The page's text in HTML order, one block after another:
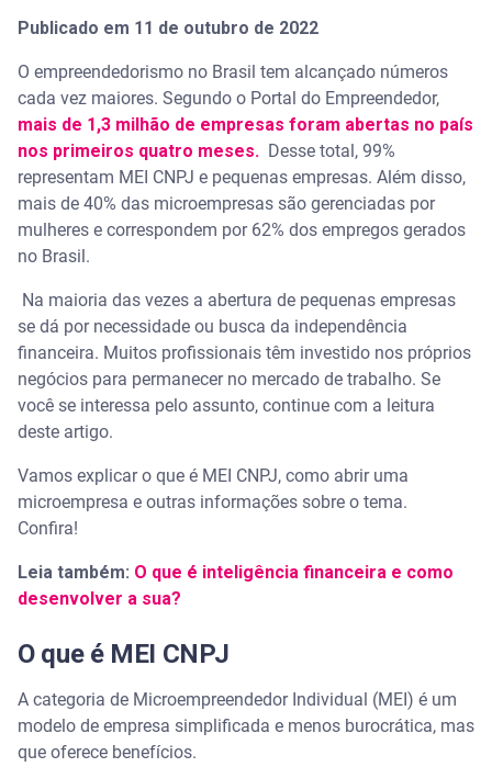
Publicado em 11 de outubro de 2022
O empreendedorismo no Brasil tem alcançado números
cada vez maiores. Segundo o Portal do Empreendedor,
mais de 1,3 milhão de empresas foram abertas no país
nos primeiros quatro meses. Desse total, 99%
representam MEI CNPJ e pequenas empresas. Além disso,
mais de 40% das microempresas são gerenciadas por
mulheres e correspondem por 62% dos empregos gerados
no Brasil.
Na maioria das vezes a abertura de pequenas empresas
se dá por necessidade ou busca da independência
financeira. Muitos profissionais têm investido nos próprios
negócios para permanecer no mercado de trabalho. Se
você se interessa pelo assunto, continue com a leitura
deste artigo.
Vamos explicar o que é MEI CNPJ, como abrir uma
microempresa e outras informações sobre o tema.
Confira!
Leia também: O que é inteligência financeira e como
desenvolver a sua?
O que é MEI CNPJ
A categoria de Microempreendedor Individual (MEI) é um
modelo de empresa simplificada e menos burocrática, mas
que oferece benefícios.